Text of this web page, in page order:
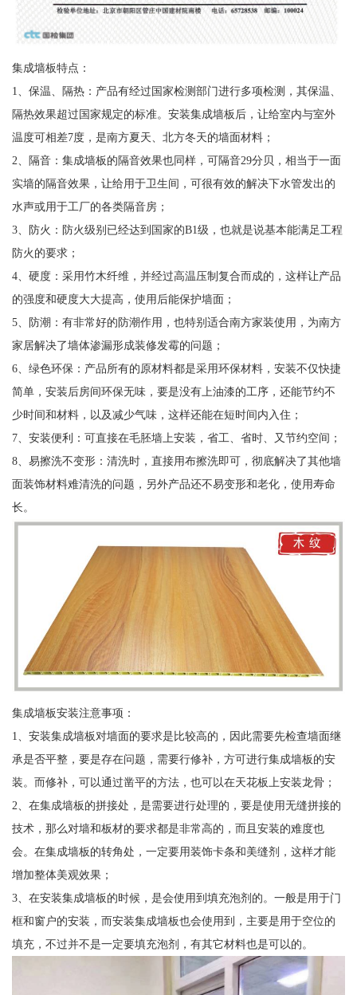
集成墙板特点：
1、保温、隔热：产品有经过国家检测部门进行多项检测，其保温、
隔热效果超过国家规定的标准。安装集成墙板后，让给室内与室外
温度可相差7度，是南方夏天、北方冬天的墙面材料；
2、隔音：集成墙板的隔音效果也同样，可隔音29分贝，相当于一面
实墙的隔音效果，让给用于卫生间，可很有效的解决下水管发出的
水声或用于工厂的各类隔音房；
3、防火：防火级别已经达到国家的B1级，也就是说基本能满足工程
防火的要求；
4、硬度：采用竹木纤维，并经过高温压制复合而成的，这样让产品
的强度和硬度大大提高，使用后能保护墙面；
5、防潮：有非常好的防潮作用，也特别适合南方家装使用，为南方
家居解决了墙体渗漏形成装修发霉的问题；
6、绿色环保：产品所有的原材料都是采用环保材料，安装不仅快捷
简单，安装后房间环保无味，要是没有上油漆的工序，还能节约不
少时间和材料，以及减少气味，这样还能在短时间内入住；
7、安装便利：可直接在毛胚墙上安装，省工、省时、又节约空间；
8、易擦洗不变形：清洗时，直接用布擦洗即可，彻底解决了其他墙
面装饰材料难清洗的问题，另外产品还不易变形和老化，使用寿命
长。
集成墙板安装注意事项：
1、安装集成墙板对墙面的要求是比较高的，因此需要先检查墙面继
承是否平整，要是存在问题，需要行修补，方可进行集成墙板的安
装。而修补，可以通过凿平的方法，也可以在天花板上安装龙骨；
2、在集成墙板的拼接处，是需要进行处理的，要是使用无缝拼接的
技术，那么对墙和板材的要求都是非常高的，而且安装的难度也
会。在集成墙板的转角处，一定要用装饰卡条和美缝剂，这样才能
增加整体美观效果；
3、在安装集成墙板的时候，是会使用到填充泡剂的。一般是用于门
框和窗户的安装，而安装集成墙板也会使用到，主要是用于空位的
填充，不过并不是一定要填充泡剂，有其它材料也是可以的。